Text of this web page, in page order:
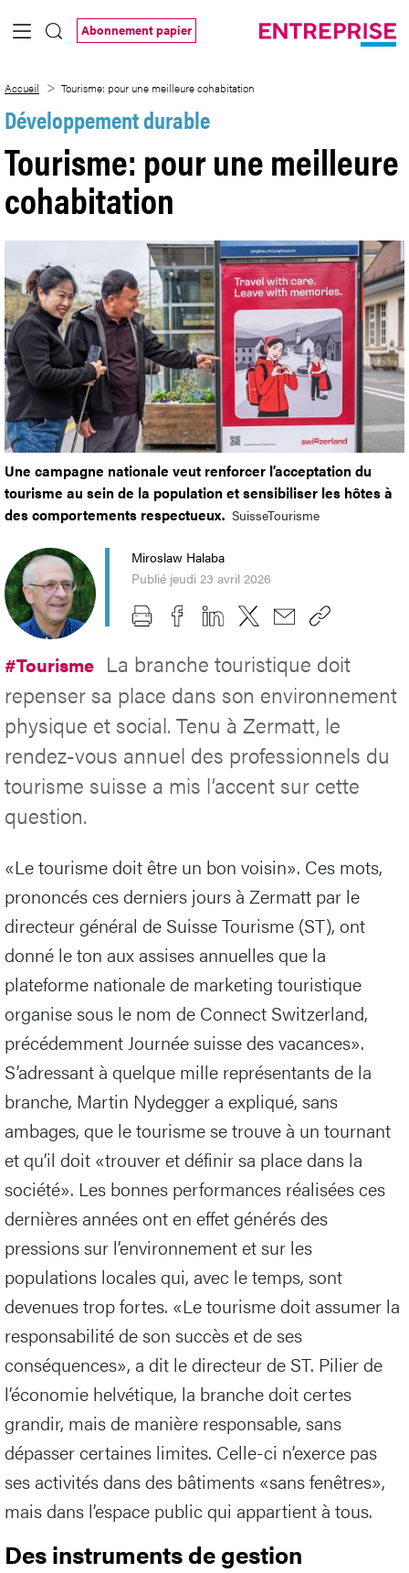
Saut au contenu principal
Abonnement papier
Accueil Tourisme: pour une meilleure cohabitation
Développement durable
Tourisme: pour une meilleure
cohabitation
Une campagne nationale veut renforcer l’acceptation du
tourisme au sein de la population et sensibiliser les hôtes à
des comportements respectueux. SuisseTourisme
Miroslaw Halaba
Publié jeudi 23 avril 2026
#Tourisme La branche touristique doit
repenser sa place dans son environnement
physique et social. Tenu à Zermatt, le
rendez-vous annuel des professionnels du
tourisme suisse a mis l’accent sur cette
question.
«Le tourisme doit être un bon voisin». Ces mots,
prononcés ces derniers jours à Zermatt par le
directeur général de Suisse Tourisme (ST), ont
donné le ton aux assises annuelles que la
plateforme nationale de marketing touristique
organise sous le nom de Connect Switzerland,
précédemment Journée suisse des vacances».
S’adressant à quelque mille représentants de la
branche, Martin Nydegger a expliqué, sans
ambages, que le tourisme se trouve à un tournant
et qu’il doit «trouver et définir sa place dans la
société». Les bonnes performances réalisées ces
dernières années ont en effet générés des
pressions sur l’environnement et sur les
populations locales qui, avec le temps, sont
devenues trop fortes. «Le tourisme doit assumer la
responsabilité de son succès et de ses
conséquences», a dit le directeur de ST. Pilier de
l’économie helvétique, la branche doit certes
grandir, mais de manière responsable, sans
dépasser certaines limites. Celle-ci n’exerce pas
ses activités dans des bâtiments «sans fenêtres»,
mais dans l’espace public qui appartient à tous.
Des instruments de gestion